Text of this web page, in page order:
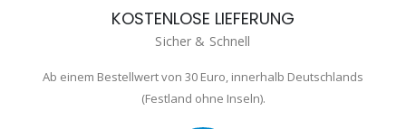
KOSTENLOSE LIEFERUNG
Sicher & Schnell
Ab einem Bestellwert von 30 Euro, innerhalb Deutschlands
(Festland ohne Inseln).